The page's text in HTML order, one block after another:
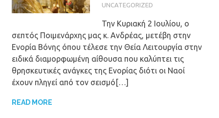
UNCATEGORIZED
Την Κυριακή 2 Ιουλίου, ο
σεπτός Ποιμενάρχης μας κ. Ανδρέας, μετέβη στην
Ενορία Βόνης όπου τέλεσε την Θεία Λειτουργία στην
ειδικά διαμορφωμένη αίθουσα που καλύπτει τις
θρησκευτικές ανάγκες της Ενορίας διότι οι Ναοί
έχουν πληγεί από τον σεισμό[…]
READ MORE